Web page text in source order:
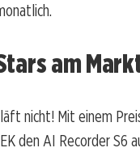
am
nicht! Mit einem
den AI Recorder S6